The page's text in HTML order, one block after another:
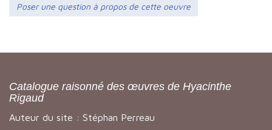
Poser une question à propos de cette oeuvre
Catalogue raisonné des œuvres de Hyacinthe
Rigaud
Auteur du site : Stéphan Perreau